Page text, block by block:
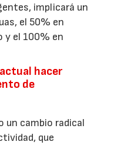
implicará un
el 50% en
y el 100% en
hacer
de
un cambio radical
que